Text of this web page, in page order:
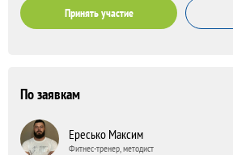
Принять участие
По заявкам
Ересько Максим
Фитнес-тренер, методист